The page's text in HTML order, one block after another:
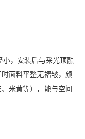
小，安装后与采光顶融
面料平整无褶皱，颜
米黄等），能与空间